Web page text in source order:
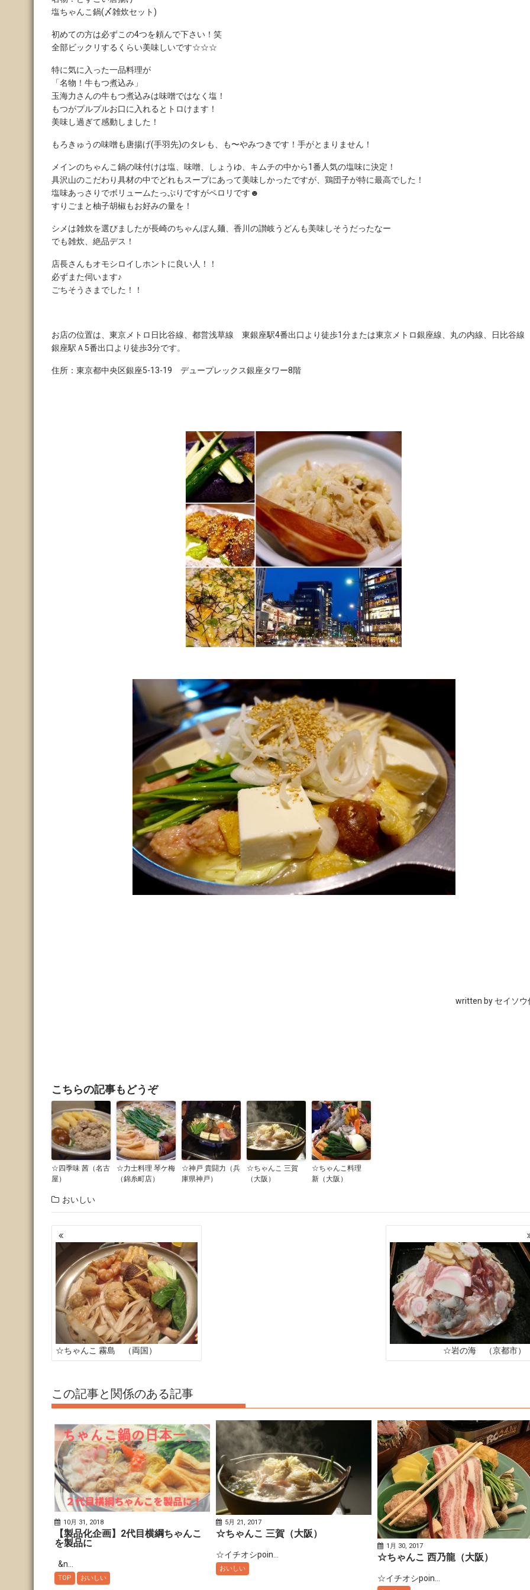
塩ちゃんこ鍋(〆雑炊セット)
初めての方は必ずこの4つを頼んで下さい！笑
全部ビックリするくらい美味しいです☆☆☆
特に気に入った一品料理が
「名物！牛もつ煮込み」
玉海力さんの牛もつ煮込みは味噌ではなく塩！
もつがプルプルお口に入れるとトロけます！
美味し過ぎて感動しました！
もろきゅうの味噌も唐揚げ(手羽先)のタレも、も〜やみつきです！手がとまりません！
メインのちゃんこ鍋の味付けは塩、味噌、しょうゆ、キムチの中から1番人気の塩味に決定！
具沢山のこだわり具材の中でどれもスープにあって美味しかったですが、鶏団子が特に最高でした！
塩味あっさりでボリュームたっぷりですがペロリです☻
すりごまと柚子胡椒もお好みの量を！
シメは雑炊を選びましたが長崎のちゃんぽん麺、香川の讃岐うどんも美味しそうだったなー
でも雑炊、絶品デス！
店長さんもオモシロイしホントに良い人！！
必ずまた伺います♪
ごちそうさまでした！！
お店の位置は、東京メトロ日比谷線、都営浅草線 東銀座駅4番出口より徒歩1分または東京メトロ銀座線、丸の内線、日比谷
銀座駅Ａ5番出口より徒歩3分です。
住所：東京都中央区銀座5-13-19 デュープレックス銀座タワー8階
written by セイソウ
こちらの記事もどうぞ
☆四季味 茜（名古
屋）
☆力士料理 琴ケ梅
（錦糸町店）
☆神戸 貴闘力（兵
庫県神戸）
☆ちゃんこ 三賀
（大阪）
☆ちゃんこ料理
新（大阪）
おいしい
投
稿
ナ
ビ
ゲ
ー
シ
ョ
☆ちゃんこ 霧島 （両国） ☆岩の海 （京都市）
この記事と関係のある記事
10月 31, 2018
【製品化企画】2代目横綱ちゃんこ
を製品に
&n...
TOP おいしい
5月 21, 2017
☆ちゃんこ 三賀（大阪）
☆イチオシpoin...
おいしい
1月 30, 2017
☆ちゃんこ 西乃龍（大阪）
☆イチオシpoin...